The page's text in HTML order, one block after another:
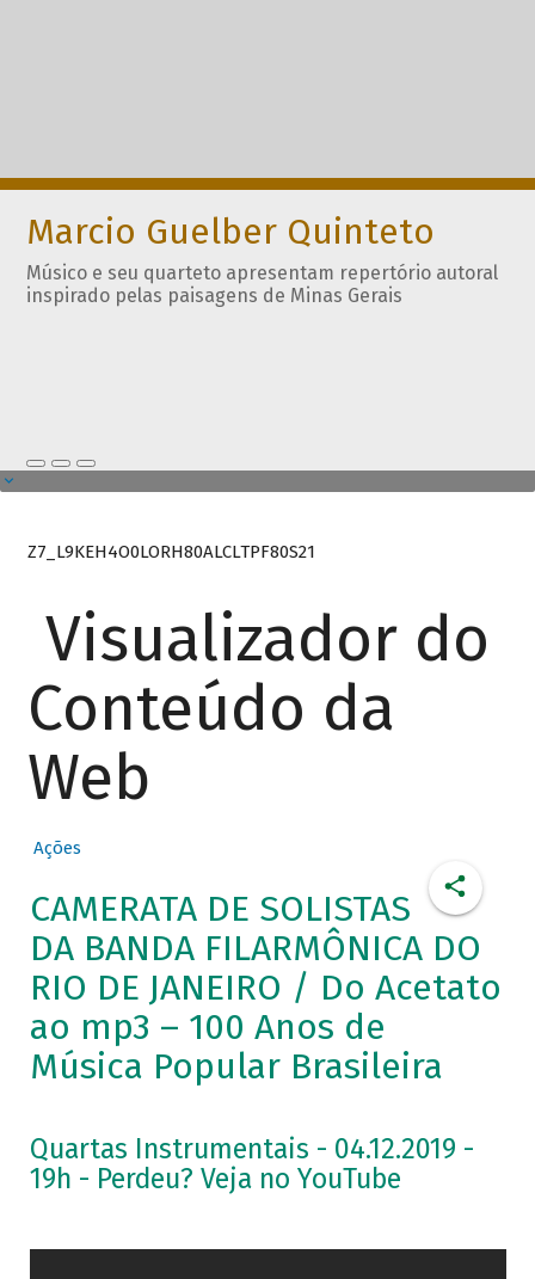
Marcio Guelber Quinteto
Músico e seu quarteto apresentam repertório autoral
inspirado pelas paisagens de Minas Gerais
Z7_L9KEH4O0LORH80ALCLTPF80S21
Visualizador do
Conteúdo da
Web
Ações
CAMERATA DE SOLISTAS
DA BANDA FILARMÔNICA DO
RIO DE JANEIRO / Do Acetato
ao mp3 – 100 Anos de
Música Popular Brasileira
Quartas Instrumentais - 04.12.2019 -
19h - Perdeu? Veja no YouTube